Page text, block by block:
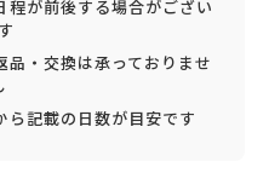
が前後する場合がござい
・交換は承っておりませ
記載の日数が目安です